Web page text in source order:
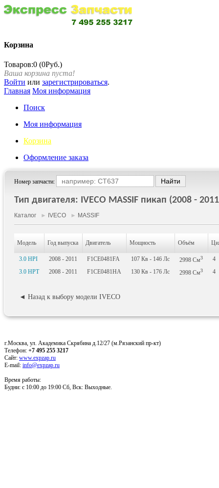
Корзина
Товаров:0 (0Руб.)
Ваша корзина пуста!
Войти или зарегистрироваться.
Главная Моя информация
Поиск
Моя информация
Корзина
Оформление заказа
Номер запчасти:
Тип двигателя: IVECO MASSIF пикап (2008 -
Каталог ► IVECO ► MASSIF
Модель Год выпуска Двигатель Мощность Объём
3.0 HPI 2008 - 2011 F1CE0481FA 107 Кв - 146 Лс 2998 См3
4
3.0 HPT
2008 - 2011 F1CE0481HA 130 Кв - 176 Лс 2998 См3 4
◄ Назад к выбору модели IVECO
г.Москва, ул. Академика Скрябина д.12/27 (м.Рязанский пр-кт)
Телефон: +7 495 255 3217
Сайт: www.expzap.ru
E-mail: info@expzap.ru
Время работы:
Будни: c 10:00 до 19:00 Сб, Вск: Выходные.